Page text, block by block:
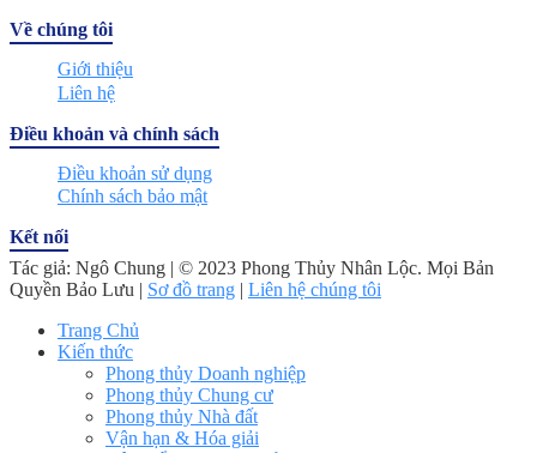
Về chúng tôi
Giới thiệu
Liên hệ
Điều khoản và chính sách
Điều khoản sử dụng
Chính sách bảo mật
Kết nối
Tác giả: Ngô Chung | © 2023 Phong Thủy Nhân Lộc. Mọi Bản
Quyền Bảo Lưu | Sơ đồ trang | Liên hệ chúng tôi
Trang Chủ
Kiến thức
Phong thủy Doanh nghiệp
Phong thủy Chung cư
Phong thủy Nhà đất
Vận hạn & Hóa giải